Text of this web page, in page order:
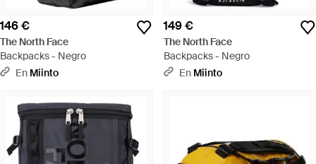
146 €
The North Face
Backpacks - Negro
En Miinto
149 €
The North Face
Backpacks - Negro
En Miinto